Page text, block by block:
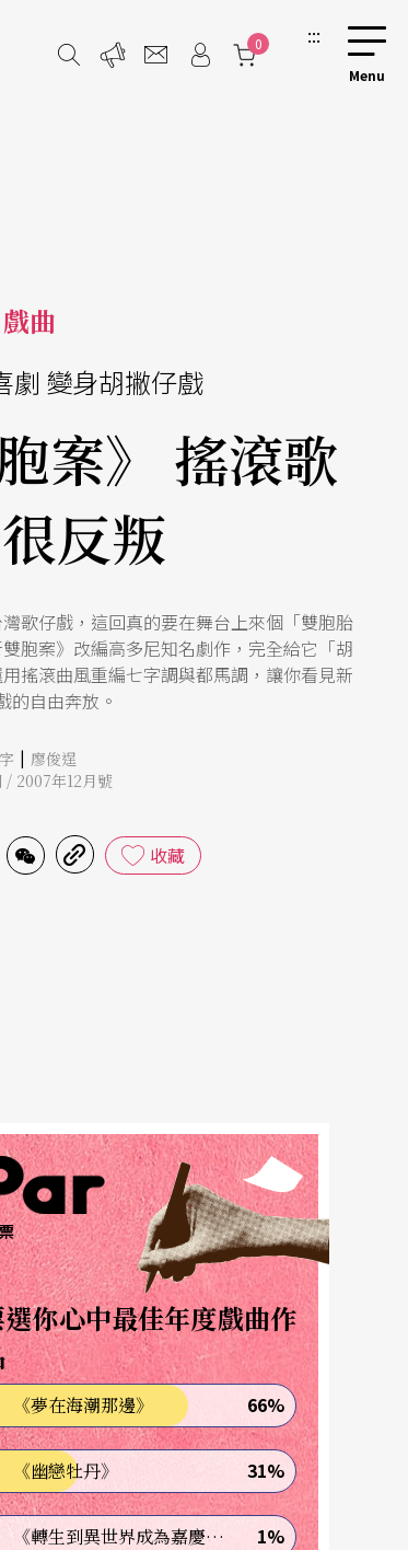
0 :::
戲曲
劇 變身胡撇仔戲
案》 搖滾歌
反叛
歌仔戲，這回真的要在舞台上來個「雙胞胎
胞案》改編高多尼知名劇作，完全給它「胡
搖滾曲風重編七字調與都馬調，讓你看見新
的自由奔放。
| 廖俊逞
/ 2007年12月號
收藏
你心中最佳年度戲曲作
《夢在海潮那邊》 66%
《幽戀牡丹》 31%
《轉生到異世界成為嘉慶君—發現我的祖先是詐騙集團!?》 1%